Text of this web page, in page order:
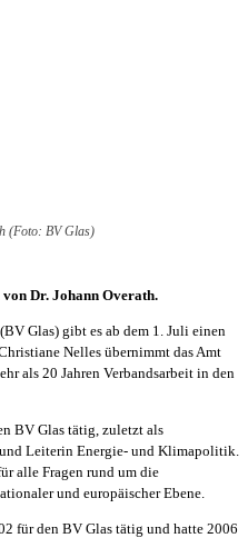
(Foto: BV Glas)
Dr. Johann Overath.
Glas) gibt es ab dem 1. Juli einen
Nelles übernimmt das Amt
als 20 Jahren Verbandsarbeit in den
BV Glas tätig, zuletzt als
Leiterin Energie- und Klimapolitik.
alle Fragen rund um die
und europäischer Ebene.
für den BV Glas tätig und hatte 2006